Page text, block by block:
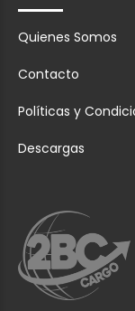
Quienes Somos
Contacto
Políticas y
Descargas